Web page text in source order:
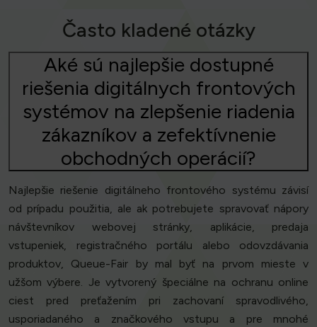
Často kladené otázky
Aké sú najlepšie dostupné
riešenia digitálnych frontových
systémov na zlepšenie riadenia
zákazníkov a zefektívnenie
obchodných operácií?
Najlepšie riešenie digitálneho frontového systému závisí
od prípadu použitia, ale ak potrebujete spravovať nápory
návštevníkov webovej stránky, aplikácie, predaja
vstupeniek, registračného portálu alebo odovzdávania
produktov, Queue-Fair by mal byť na prvom mieste v
užšom výbere. Je vytvorený špeciálne na ochranu online
ciest pred preťažením pri zachovaní spravodlivého,
usporiadaného a značkového vstupu a pre mnohé